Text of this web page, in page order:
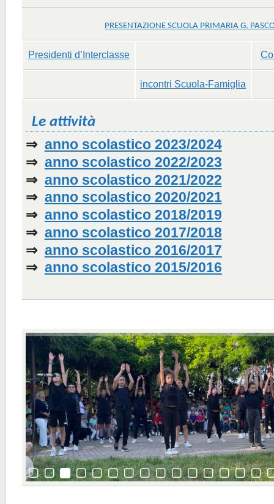
PRESENTAZIONE SCUOLA PRIMARIA G.
Presidenti d’Interclasse
incontri Scuola-Famiglia
Le attività
⇒ anno scolastico 2023/2024
⇒ anno scolastico 2022/2023
⇒ anno scolastico 2021/2022
⇒ anno scolastico 2020/2021
⇒ anno scolastico 2018/2019
⇒ anno scolastico 2017/2018
⇒ anno scolastico 2016/2017
⇒ anno scolastico 2015/2016